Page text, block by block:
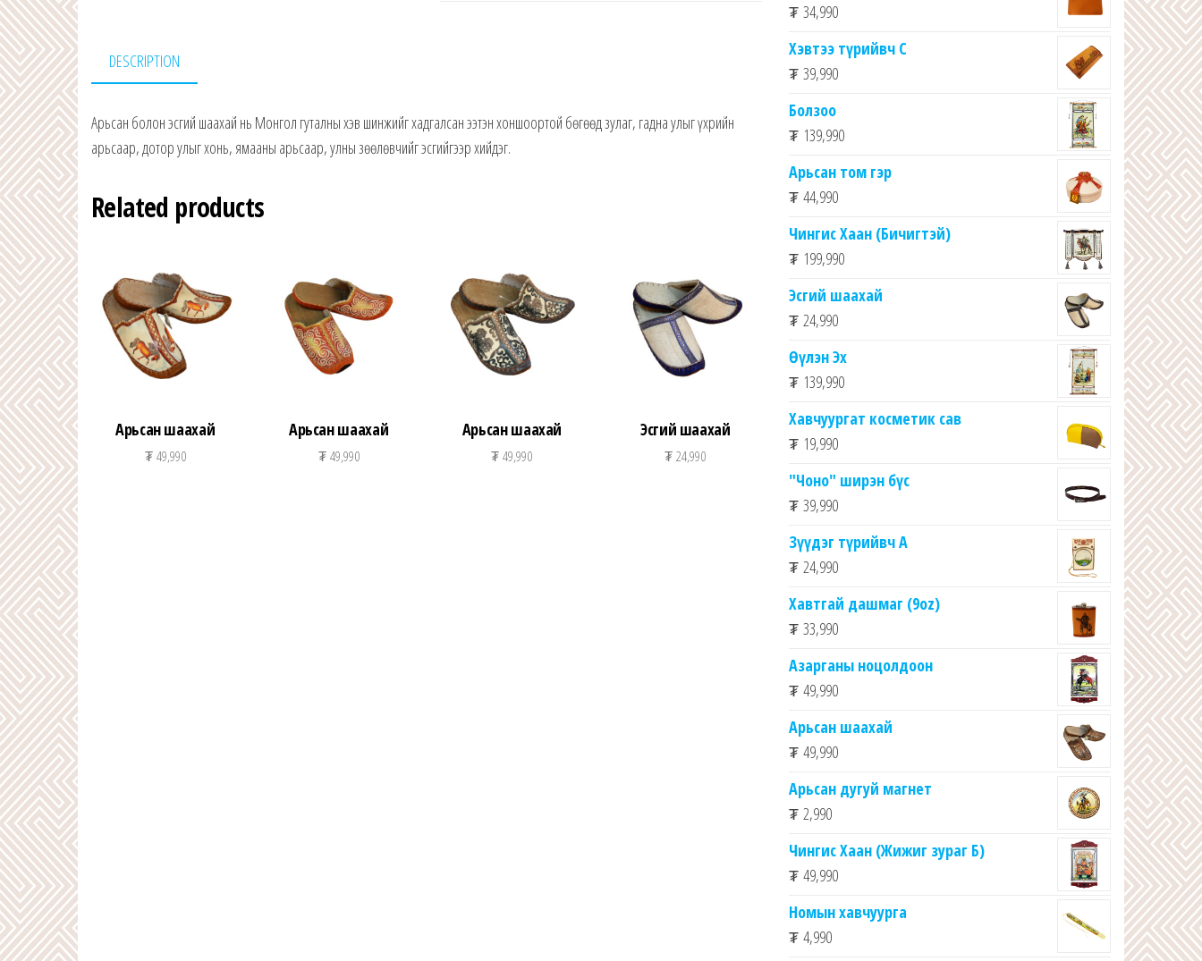
DESCRIPTION
Арьсан болон эсгий шаахай нь Монгол гуталны хэв шинжийг хадгалсан ээтэн хоншоортой бөгөөд зулаг, гадна улыг үхрийн
арьсаар, дотор улыг хонь, ямааны арьсаар, улны зөөлөвчийг эсгийгээр хийдэг.
Related products
Арьсан шаахай
₮49,990
Арьсан шаахай
₮49,990
Арьсан шаахай
₮49,990
Эсгий шаахай
₮24,990
₮ 34,990
Хэвтээ түрийвч C
₮ 39,990
Болзоо
₮ 139,990
Арьсан том гэр
₮ 44,990
Чингис Хаан (Бичигтэй)
₮ 199,990
Эсгий шаахай
₮ 24,990
Өүлэн Эх
₮ 139,990
Хавчуургат косметик сав
₮ 19,990
"Чоно" ширэн бүс
₮ 39,990
Зүүдэг түрийвч A
₮ 24,990
Хавтгай дашмаг (9oz)
₮ 33,990
Азарганы ноцолдоон
₮ 49,990
Арьсан шаахай
₮ 49,990
Арьсан дугуй магнет
₮ 2,990
Чингис Хаан (Жижиг зураг Б)
₮ 49,990
Номын хавчуурга
₮ 4,990